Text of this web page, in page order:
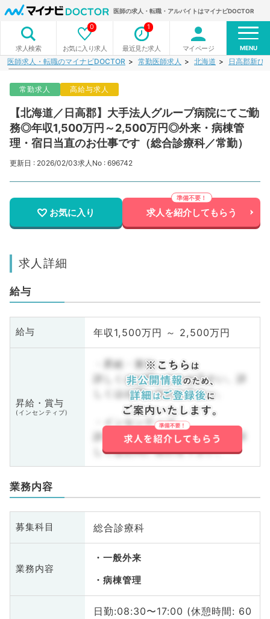
医師の求人・転職・アルバイトはマイナビDOCTOR
求人検索 お気に入り求人
0
最近見た求人
1
マイページ MENU
医師求人・転職のマイナビDOCTOR 常勤医師求人 北海道 日高郡新ひ
常勤求人 高給与求人
【北海道／日高郡】大手法人グループ病院にてご勤
務◎年収1,500万円～2,500万円◎外来・病棟管
理・宿日当直のお仕事です（総合診療科／常勤）
更新日 : 2026/02/03求人No : 696742
お気に入り 求人を紹介してもらう
求人詳細
給与
給与 年収1,500万円 ～ 2,500万円
昇給・賞与
(インセンティブ)
・昇給・賞与
詳しくはお問い合わせ下さい。詳
しくはお問い合わせ下さい。
・インセンティブ
詳しくはお問い合わせ下さい。詳
しくはお問い合わせ下さい。
業務内容
募集科目 総合診療科
業務内容
一般外来
病棟管理
日勤:08:30〜17:00 (休憩時間: 60